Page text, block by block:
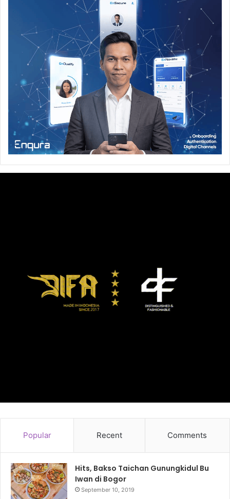
Popular Recent Comments
Hits, Bakso Taichan Gunungkidul Bu
Iwan di Bogor
September 10, 2019